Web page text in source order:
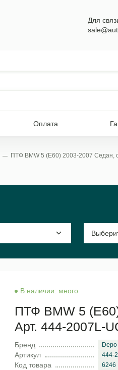
Для
Оплата
ПТФ BMW 5 (E60) 2003-2007 Седан,
В наличии: много
ПТФ BMW 5
Арт. 444-2007L-
Бренд Depo
Артикул 444-
Код товара 6246